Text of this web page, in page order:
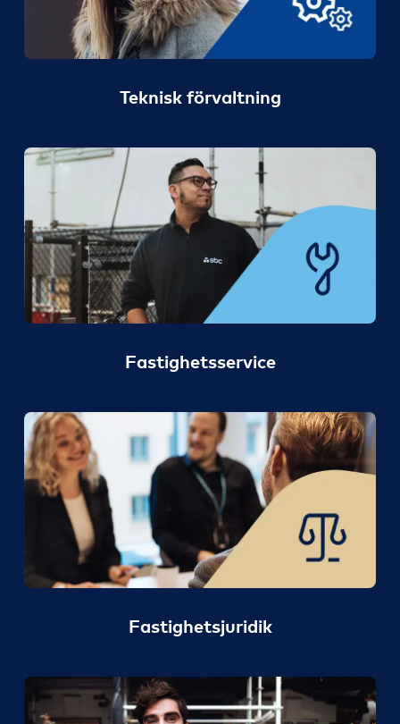
Teknisk förvaltning
Fastighetsservice
Fastighetsjuridik